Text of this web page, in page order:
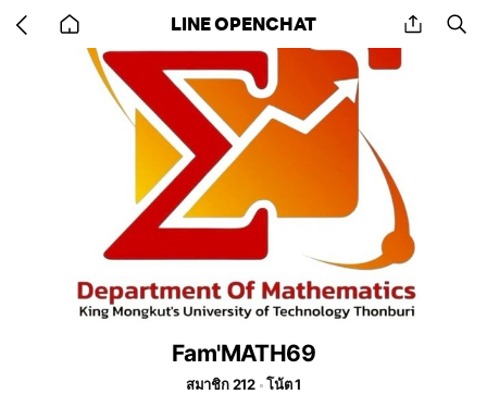
back
to
home
LINE OPENCHAT share
Fam'MATH69
สมาชิก 212
โน้ต 1